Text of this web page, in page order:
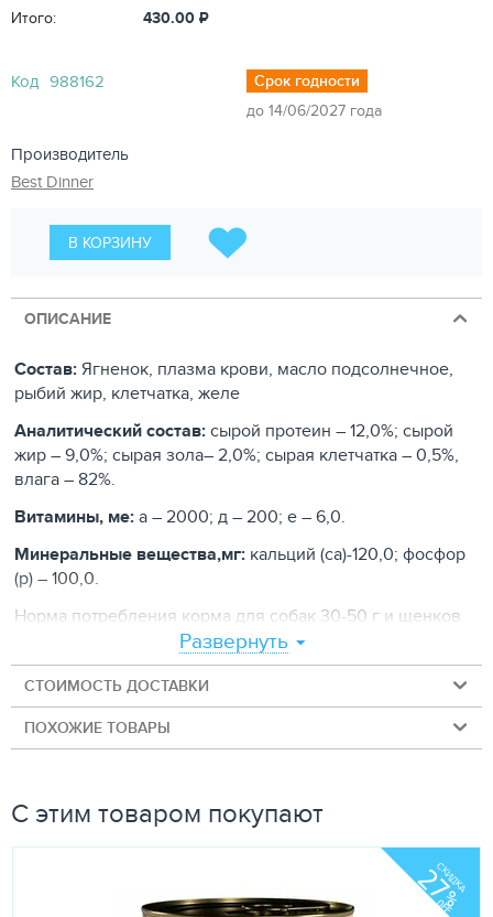
Итого: 430.00 ₽
Код 988162
Срок годности
до 14/06/2027 года
Производитель
Best Dinner
В КОРЗИНУ
ОПИСАНИЕ
Состав: Ягненок, плазма крови, масло подсолнечное,
рыбий жир, клетчатка, желе
Аналитический состав:сырой протеин – 12,0%; сырой
жир – 9,0%; сырая зола– 2,0%; сырая клетчатка – 0,5%,
влага – 82%.
Витамины, ме:а – 2000; д – 200; е – 6,0.
Минеральные вещества,мг: кальций (са)-120,0; фосфор
(р) – 100,0.
Норма потребления корма для собак 30-50 г и щенков
50-70 г на кг веса животного в 2-3 приема кормления.
Развернуть
СТОИМОСТЬ ДОСТАВКИ
ПОХОЖИЕ ТОВАРЫ
С этим товаром покупают
СКИДКА
27
%
OFF